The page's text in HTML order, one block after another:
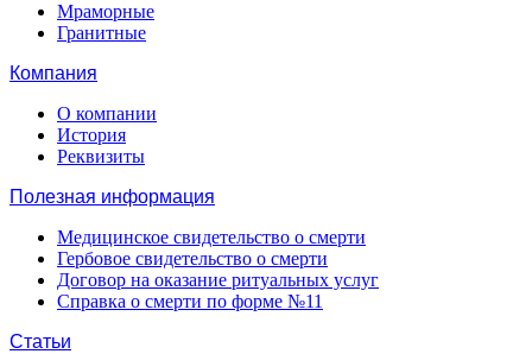
Мраморные
Гранитные
Компания
О компании
История
Реквизиты
Полезная информация
Медицинское свидетельство о смерти
Гербовое свидетельство о смерти
Договор на оказание ритуальных услуг
Справка о смерти по форме №11
Статьи